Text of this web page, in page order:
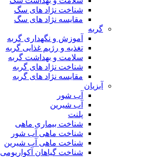
شناخت نژاد های سگ
مقایسه نژاد های سگ
گربه
آموزش و نگهداری گربه
تغذیه و رژیم غذایی گربه
سلامت و بهداشت گربه
شناخت نژاد های گربه
مقایسه نژاد های گربه
آبزیان
آب شور
آب شیرین
پلنت
شناخت بیماری ماهی
شناخت ماهی آب شور
شناخت ماهی آب شیرین
شناخت گیاهان آکواریومی